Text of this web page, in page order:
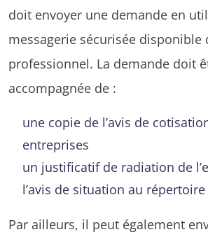
doit envoyer une demande en
messagerie sécurisée disponible
professionnel. La demande doit
accompagnée de :
une copie de l’avis de
entreprises
un justificatif de radiation de
l’avis de situation au répertoire
Par ailleurs, il peut également